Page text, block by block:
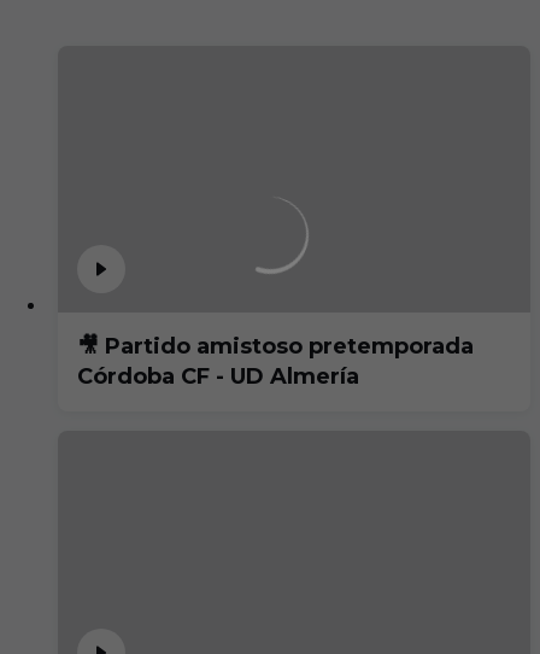
🎥 Partido amistoso pretemporada
Córdoba CF - UD Almería